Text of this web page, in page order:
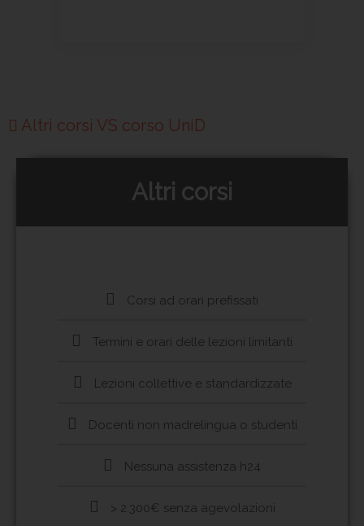
Altri corsi VS corso UniD
Altri corsi
Corsi ad orari prefissati
Termini e orari delle lezioni limitanti
Lezioni collettive e standardizzate
Docenti non madrelingua o studenti
Nessuna assistenza h24
> 2.300€ senza agevolazioni